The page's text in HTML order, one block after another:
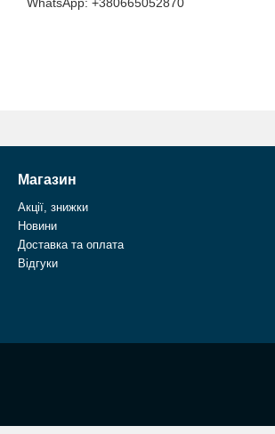
+380665052870
Магазин
Акції, знижки
Новини
Доставка та оплата
Відгуки